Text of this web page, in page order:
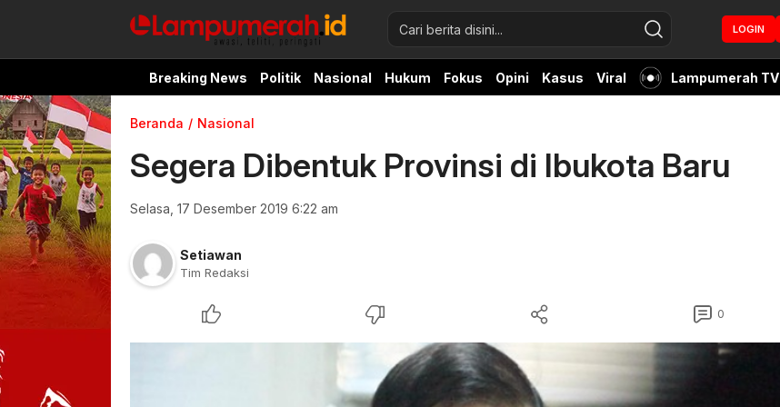
LOGIN
Breaking News Politik Nasional Hukum Fokus Opini Kasus Viral Lampumerah TV
Beranda Nasional
Segera Dibentuk Provinsi di Ibukota Baru
Selasa, 17 Desember 2019 6:22 am
Setiawan
Tim Redaksi
0